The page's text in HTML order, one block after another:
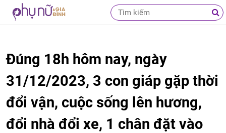
Đúng 18h hôm nay, ngày
31/12/2023, 3 con giáp gặp thời
đổi vận, cuộc sống lên hương,
đổi nhà đổi xe, 1 chân đặt vào